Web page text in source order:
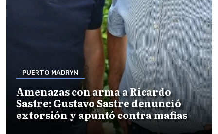
PUERTO MADRYN
Amenazas con arma a Ricardo
Sastre: Gustavo Sastre denunció
extorsión y apuntó contra mafias